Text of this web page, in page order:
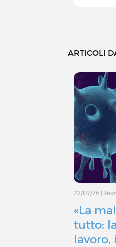
ARTICOLI
22/07/26 |
«La
tutto: